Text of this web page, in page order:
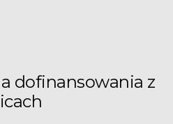
dofinansowania z